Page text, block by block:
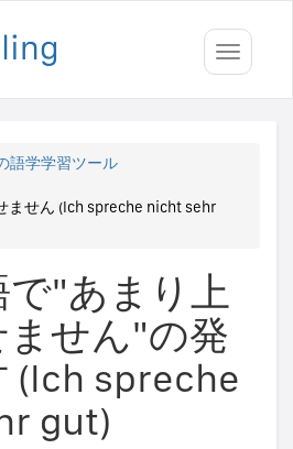
Toggle
語学学習ツール
ません (Ich spreche nicht sehr
で"あまり上
せん"の発
(Ich spreche
gut)